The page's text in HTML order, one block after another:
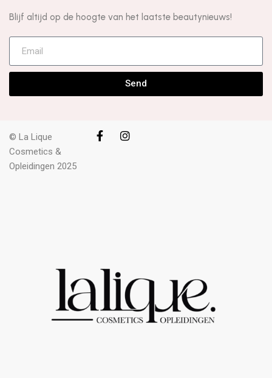
Blijf altijd op de hoogte van het laatste beautynieuws!
Send
© La Lique
Cosmetics &
Opleidingen 2025